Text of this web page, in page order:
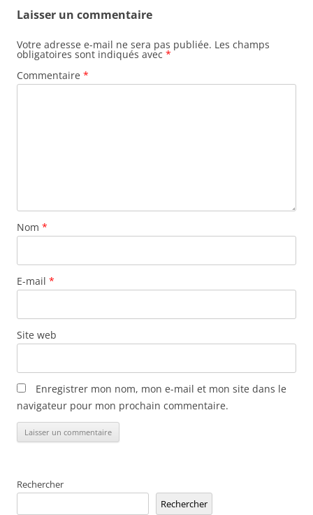
Laisser un commentaire
Votre adresse e-mail ne sera pas publiée. Les champs
obligatoires sont indiqués avec *
Commentaire *
Nom *
E-mail *
Site web
Enregistrer mon nom, mon e-mail et mon site dans le
navigateur pour mon prochain commentaire.
Rechercher
Rechercher